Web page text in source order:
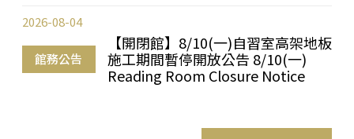
館務公告
【開閉館】8/10(一)自習室高架地板
施工期間暫停開放公告 8/10(一)
Reading Room Closure Notice
2026-08-04